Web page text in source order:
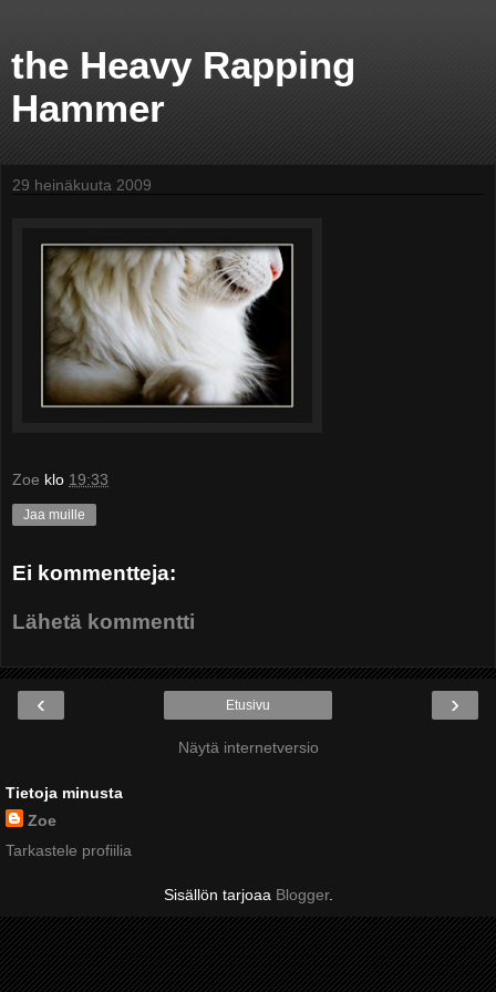
the Heavy Rapping
Hammer
29 heinäkuuta 2009
Zoe klo 19:33
Jaa muille
Ei kommentteja:
Lähetä kommentti
‹ ›
Etusivu
Näytä internetversio
Tietoja minusta
Zoe
Tarkastele profiilia
Sisällön tarjoaa Blogger.